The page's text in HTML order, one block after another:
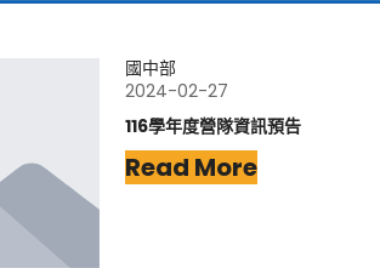
國中部
2024-02-27
116學年度營隊資訊預告
Read More